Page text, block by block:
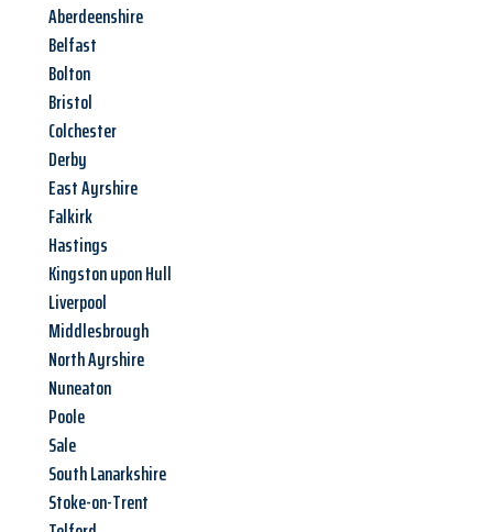
Aberdeenshire
Belfast
Bolton
Bristol
Colchester
Derby
East Ayrshire
Falkirk
Hastings
Kingston upon Hull
Liverpool
Middlesbrough
North Ayrshire
Nuneaton
Poole
Sale
South Lanarkshire
Stoke-on-Trent